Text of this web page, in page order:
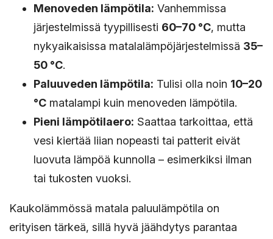
Menoveden lämpötila: Vanhemmissa
järjestelmissä tyypillisesti 60–70 °C, mutta
nykyaikaisissa matalalämpöjärjestelmissä 35–
50 °C.
Paluuveden lämpötila: Tulisi olla noin 10–20
°C matalampi kuin menoveden lämpötila.
Pieni lämpötilaero: Saattaa tarkoittaa, että
vesi kiertää liian nopeasti tai patterit eivät
luovuta lämpöä kunnolla – esimerkiksi ilman
tai tukosten vuoksi.
Kaukolämmössä matala paluulämpötila on
erityisen tärkeä, sillä hyvä jäähdytys parantaa